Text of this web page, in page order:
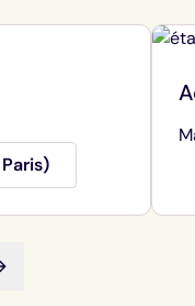
diapositive suivante